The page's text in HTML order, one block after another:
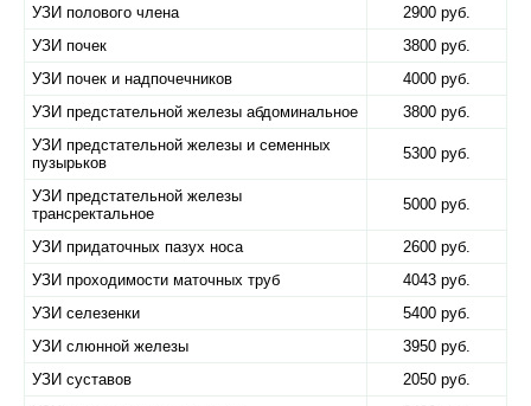
УЗИ полового члена
2900 руб.
УЗИ почек
3800 руб.
УЗИ почек и надпочечников
4000 руб.
УЗИ предстательной железы абдоминальное
3800 руб.
УЗИ предстательной железы и семенных
пузырьков
5300 руб.
УЗИ предстательной железы
трансректальное
5000 руб.
УЗИ придаточных пазух носа
2600 руб.
УЗИ проходимости маточных труб
4043 руб.
УЗИ селезенки
5400 руб.
УЗИ слюнной железы
3950 руб.
УЗИ суставов
2050 руб.